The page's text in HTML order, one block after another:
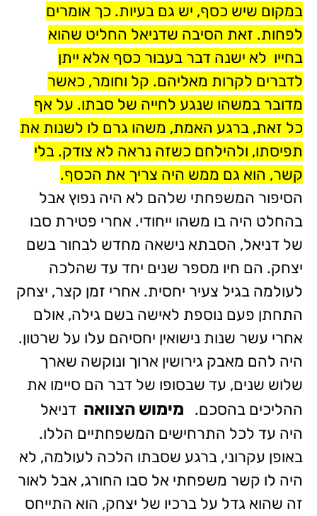
במקום שיש כסף, יש גם בעיות. כך אומרים
לפחות. זאת הסיבה שדניאל החליט שהוא
בחייו לא ישנה דבר בעבור כסף אלא ייתן
לדברים לקרות מאליהם. קל וחומר, כאשר
מדובר במשהו שנגע לחייה של סבתו. על אף
כל זאת, ברגע האמת, משהו גרם לו לשנות את
תפיסתו, ולהילחם כשזה נראה לא צודק. בלי
קשר, הוא גם ממש היה צריך את הכסף.
הסיפור המשפחתי שלהם לא היה נפוץ אבל
בהחלט היה בו משהו ייחודי. אחרי פטירת סבו
של דניאל, הסבתא נישאה מחדש לבחור בשם
יצחק. הם חיו מספר שנים יחד עד שהלכה
לעולמה בגיל צעיר יחסית. אחרי זמן קצר, יצחק
התחתן פעם נוספת לאישה בשם גילה, אולם
אחרי עשר שנות נישואין יחסיהם עלו על שרטון.
היה להם מאבק גירושין ארוך ונוקשה שארך
שלוש שנים, עד שבסופו של דבר הם סיימו את
ההליכים בהסכם. מימוש הצוואה דניאל
היה עד לכל התרחישים המשפחתיים הללו.
באופן עקרוני, ברגע שסבתו הלכה לעולמה, לא
היה לו קשר משפחתי אל סבו החורג, אבל לאור
זה שהוא גדל על ברכיו של יצחק, הוא התייחס